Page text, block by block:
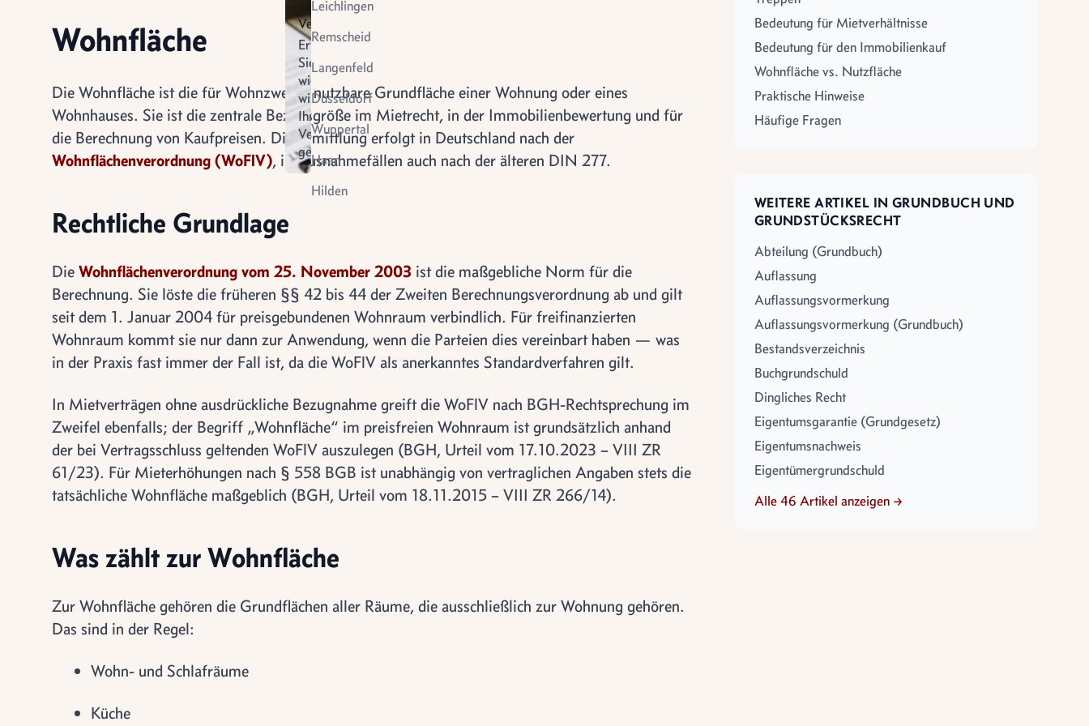
Verkauf
Erfahren
Sie
wie
wir
Ihren
Verkauf
gestalten
Vermietung
Virtuelle
Leichlingen
Remscheid
Langenfeld
Düsseldorf
Wuppertal
Haan
Hilden
Wohnfläche
Die Wohnfläche ist die für Wohnzwecke nutzbare Grundfläche einer Wohnung oder eines
Wohnhauses. Sie ist die zentrale Bezugsgröße im Mietrecht, in der Immobilienbewertung und für
die Berechnung von Kaufpreisen. Die Ermittlung erfolgt in Deutschland nach der
Wohnflächenverordnung (WoFlV), in Ausnahmefällen auch nach der älteren DIN 277.
Rechtliche Grundlage
Die Wohnflächenverordnung vom 25. November 2003 ist die maßgebliche Norm für die
Berechnung. Sie löste die früheren §§ 42 bis 44 der Zweiten Berechnungsverordnung ab und gilt
seit dem 1. Januar 2004 für preisgebundenen Wohnraum verbindlich. Für freifinanzierten
Wohnraum kommt sie nur dann zur Anwendung, wenn die Parteien dies vereinbart haben — was
in der Praxis fast immer der Fall ist, da die WoFlV als anerkanntes Standardverfahren gilt.
In Mietverträgen ohne ausdrückliche Bezugnahme greift die WoFlV nach BGH-Rechtsprechung im
Zweifel ebenfalls; der Begriff „Wohnfläche“ im preisfreien Wohnraum ist grundsätzlich anhand
der bei Vertragsschluss geltenden WoFlV auszulegen (BGH, Urteil vom 17.10.2023 – VIII ZR
61/23). Für Mieterhöhungen nach § 558 BGB ist unabhängig von vertraglichen Angaben stets die
tatsächliche Wohnfläche maßgeblich (BGH, Urteil vom 18.11.2015 – VIII ZR 266/14).
Was zählt zur Wohnfläche
Zur Wohnfläche gehören die Grundflächen aller Räume, die ausschließlich zur Wohnung gehören.
Das sind in der Regel:
Wohn- und Schlafräume
Küche
Bedeutung für Mietverhältnisse
Bedeutung für den Immobilienkauf
Wohnfläche vs. Nutzfläche
Praktische Hinweise
Häufige Fragen
WEITERE ARTIKEL IN GRUNDBUCH UND
GRUNDSTÜCKSRECHT
Abteilung (Grundbuch)
Auflassung
Auflassungsvormerkung
Auflassungsvormerkung (Grundbuch)
Bestandsverzeichnis
Buchgrundschuld
Dingliches Recht
Eigentumsgarantie (Grundgesetz)
Eigentumsnachweis
Eigentümergrundschuld
Alle 46 Artikel anzeigen →